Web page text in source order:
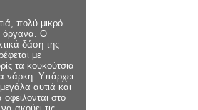
πολύ μικρό
όργανα. Ο
δάση της
με
τα κουκούτσια
νάρκη. Υπάρχει
αυτιά και
στο